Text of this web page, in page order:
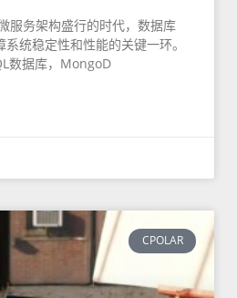
服务架构盛行的时代，数据库
统稳定性和性能的关键一环。
数据库，MongoD
CPOLAR